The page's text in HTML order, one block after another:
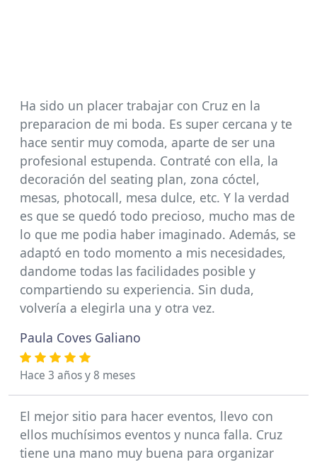
Ha sido un placer trabajar con Cruz en la
preparacion de mi boda. Es super cercana y te
hace sentir muy comoda, aparte de ser una
profesional estupenda. Contraté con ella, la
decoración del seating plan, zona cóctel,
mesas, photocall, mesa dulce, etc. Y la verdad
es que se quedó todo precioso, mucho mas de
lo que me podia haber imaginado. Además, se
adaptó en todo momento a mis necesidades,
dandome todas las facilidades posible y
compartiendo su experiencia. Sin duda,
volvería a elegirla una y otra vez.
Paula Coves Galiano
Hace 3 años y 8 meses
El mejor sitio para hacer eventos, llevo con
ellos muchísimos eventos y nunca falla. Cruz
tiene una mano muy buena para organizar